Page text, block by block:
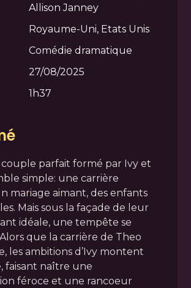
Allison Janney
Royaume-Uni, Etats Unis
Comédie dramatique
27/08/2025
1h37
couple parfait formé par Ivy et
simple: une carrière
mariage aimant, des enfants
Mais sous la façade de leur
idéale, une tempête se
que la carrière de Theo
les ambitions d’Ivy montent
faisant naître une
féroce et une rancoeur